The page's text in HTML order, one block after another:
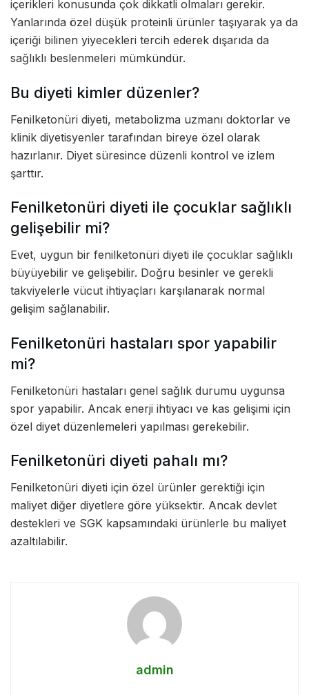
içerikleri konusunda çok dikkatli olmaları gerekir.
Yanlarında özel düşük proteinli ürünler taşıyarak ya da
içeriği bilinen yiyecekleri tercih ederek dışarıda da
sağlıklı beslenmeleri mümkündür.
Bu diyeti kimler düzenler?
Fenilketonüri diyeti, metabolizma uzmanı doktorlar ve
klinik diyetisyenler tarafından bireye özel olarak
hazırlanır. Diyet süresince düzenli kontrol ve izlem
şarttır.
Fenilketonüri diyeti ile çocuklar sağlıklı
gelişebilir mi?
Evet, uygun bir fenilketonüri diyeti ile çocuklar sağlıklı
büyüyebilir ve gelişebilir. Doğru besinler ve gerekli
takviyelerle vücut ihtiyaçları karşılanarak normal
gelişim sağlanabilir.
Fenilketonüri hastaları spor yapabilir
mi?
Fenilketonüri hastaları genel sağlık durumu uygunsa
spor yapabilir. Ancak enerji ihtiyacı ve kas gelişimi için
özel diyet düzenlemeleri yapılması gerekebilir.
Fenilketonüri diyeti pahalı mı?
Fenilketonüri diyeti için özel ürünler gerektiği için
maliyet diğer diyetlere göre yüksektir. Ancak devlet
destekleri ve SGK kapsamındaki ürünlerle bu maliyet
azaltılabilir.
admin